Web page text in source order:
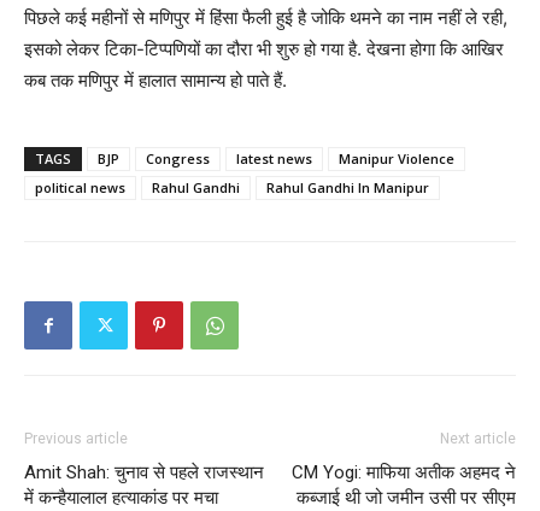
पिछले कई महीनों से मणिपुर में हिंसा फैली हुई है जोकि थमने का नाम नहीं ले रही,
इसको लेकर टिका-टिप्पणियों का दौरा भी शुरु हो गया है. देखना होगा कि आखिर
कब तक मणिपुर में हालात सामान्य हो पाते हैं.
TAGS BJP Congress latest news
Manipur Violence
political news
Rahul Gandhi Rahul Gandhi In Manipur
Previous article
Amit Shah: चुनाव से पहले राजस्थान
में कन्हैयालाल हत्याकांड पर मचा
Next article
CM Yogi: माफिया अतीक अहमद ने
कब्जाई थी जो जमीन उसी पर सीएम